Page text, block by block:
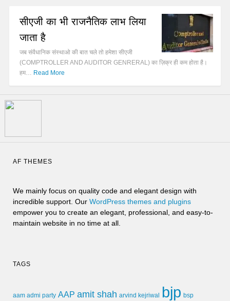
सीएजी का भी राजनैतिक लाभ लिया
जाता है
जब संवैधानिक संस्थाओ की बात चले तो हमेशा सीएजी
(COMPTROLLER AND AUDITOR GENRERAL) का ज़िक्र ही कम होता है।
हम… Read More
AF THEMES
We mainly focus on quality code and elegant design with
incredible support. Our WordPress themes and plugins
empower you to create an elegant, professional, and easy-to-
maintain website in no time at all.
TAGS
aam admi party AAP amit shah arvind kejriwal bjp bsp